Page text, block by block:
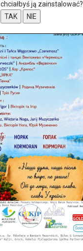
chciałbyś ją zainstalować?
TAK
NIE